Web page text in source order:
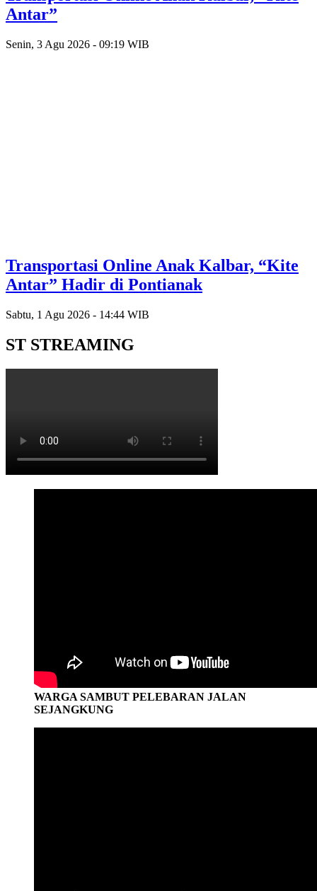
Antar”
Senin, 3 Agu 2026 - 09:19 WIB
Transportasi Online Anak Kalbar, “Kite
Antar” Hadir di Pontianak
Sabtu, 1 Agu 2026 - 14:44 WIB
ST STREAMING
WARGA SAMBUT PELEBARAN JALAN
SEJANGKUNG